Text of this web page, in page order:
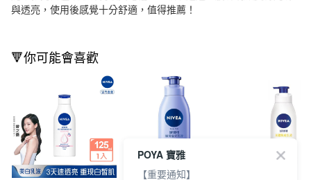
與透亮，使用後感覺十分舒適，值得推薦！
🔻你可能會喜歡
POYA 寶雅
【重要通知】